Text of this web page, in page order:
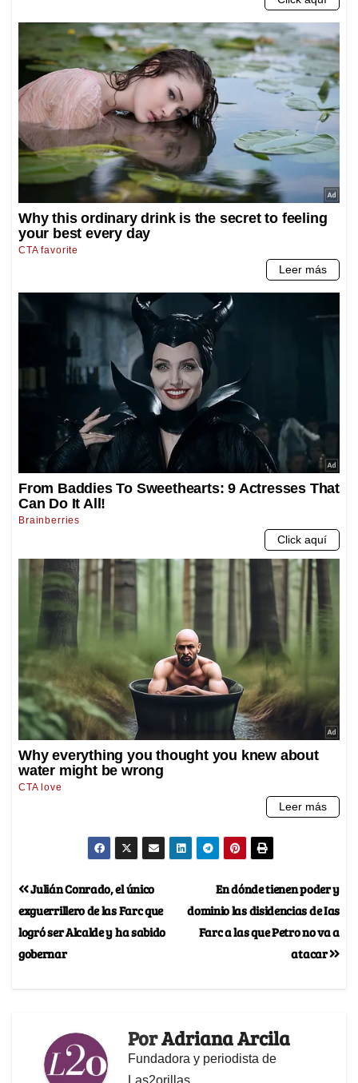
En dónde tienen poder y
dominio las disidencias de Ias
Farc a las que Petro no va a
atacar
Julián Conrado, el único
exguerrillero de las Farc que
logró ser Alcalde y ha sabido
gobernar
PorAdriana Arcila
Fundadora y periodista de
Las2orillas.